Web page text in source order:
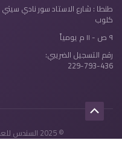
طنطا : شارع الاستاد سور نادي سيتي
كلوب
٩ ص - ١١ م يومياً
رقم التسجيل الضريبي:
229-793-436
© 2025 السندس للعطور. جميع الحقوق محفوظة.
Scroll
to